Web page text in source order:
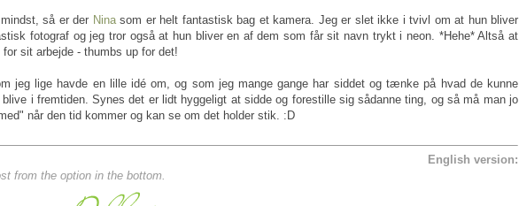
så er der Ninasom er helt fantastisk bag et kamera. Jeg er slet ikke i tvivl om at hun bliver
fotograf og jeg tror også at hun bliver en af dem som får sit navn trykt i neon. *Hehe* Altså at
for sit arbejde - thumbs up for det!
jeg lige havde en lille idé om, og som jeg mange gange har siddet og tænke på hvad de kunne
i fremtiden. Synes det er lidt hyggeligt at sidde og forestille sig sådanne ting, og så må man jo
når den tid kommer og kan se om det holder stik. :D
English version:
from the option in the bottom.